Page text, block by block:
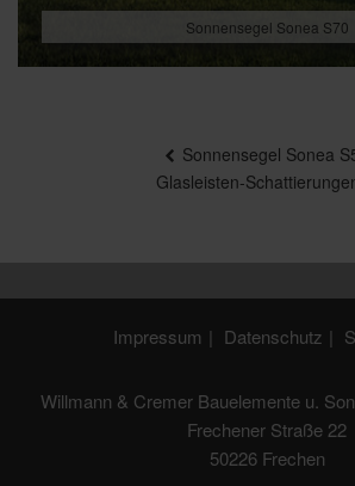
Sonnensegel Sonea S70
Sonnensegel Sonea
Glasleisten-
Impressum Datenschutz
Willmann & Cremer Bauelemente u.
Frechener Straße 22
50226 Frechen